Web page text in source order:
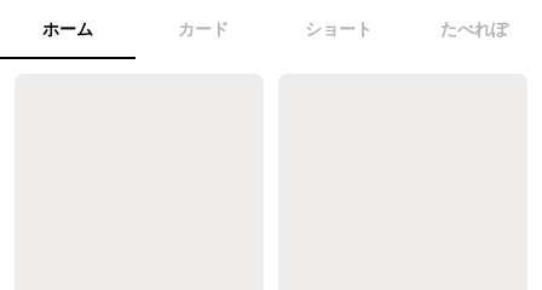
ホーム カード ショート たべれぽ